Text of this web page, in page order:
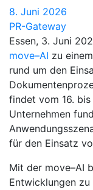
8. Juni 2026
PR-Gateway
Essen, 3. Juni
move–AI zu
rund um den
findet vom 16.
Unternehmen
für den Einsatz
Mit der move–AI
Entwicklungen